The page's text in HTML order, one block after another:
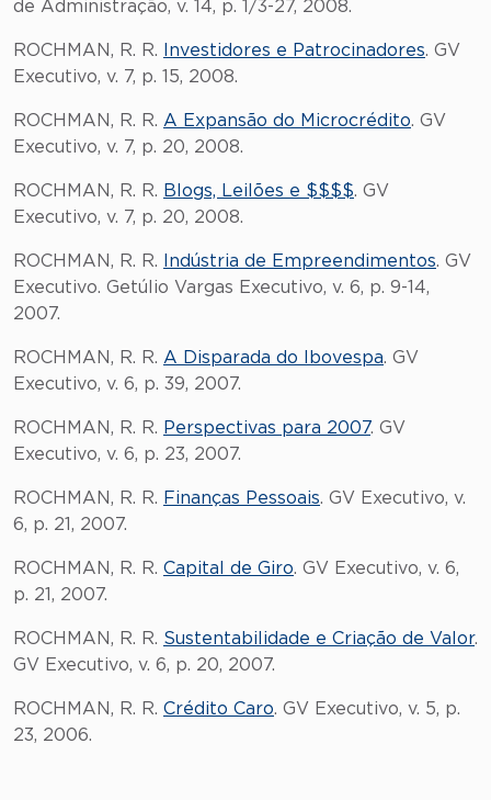
de Administração, v. 14, p. 1/3-27, 2008.
ROCHMAN, R. R. Investidores e Patrocinadores. GV
Executivo, v. 7, p. 15, 2008.
ROCHMAN, R. R. A Expansão do Microcrédito. GV
Executivo, v. 7, p. 20, 2008.
ROCHMAN, R. R. Blogs, Leilões e $$$$. GV
Executivo, v. 7, p. 20, 2008.
ROCHMAN, R. R. Indústria de Empreendimentos. GV
Executivo. Getúlio Vargas Executivo, v. 6, p. 9-14,
2007.
ROCHMAN, R. R. A Disparada do Ibovespa. GV
Executivo, v. 6, p. 39, 2007.
ROCHMAN, R. R. Perspectivas para 2007. GV
Executivo, v. 6, p. 23, 2007.
ROCHMAN, R. R. Finanças Pessoais. GV Executivo, v.
6, p. 21, 2007.
ROCHMAN, R. R. Capital de Giro. GV Executivo, v. 6,
p. 21, 2007.
ROCHMAN, R. R. Sustentabilidade e Criação de Valor.
GV Executivo, v. 6, p. 20, 2007.
ROCHMAN, R. R. Crédito Caro. GV Executivo, v. 5, p.
23, 2006.